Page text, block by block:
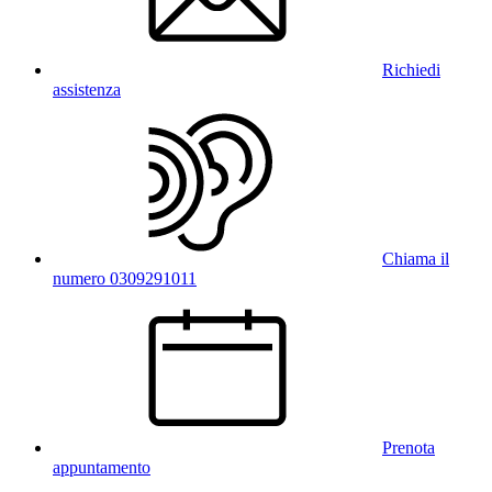
Richiedi
assistenza
Chiama il
numero 0309291011
Prenota
appuntamento